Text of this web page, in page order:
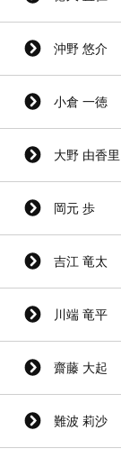
沖野 悠介
小倉 一徳
大野 由香里
岡元 歩
吉江 竜太
川端 竜平
齋藤 大起
難波 莉沙